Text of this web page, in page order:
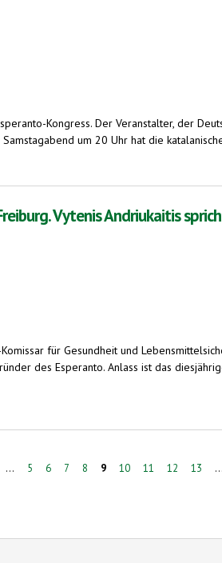
Kongress. Der Veranstalter, der
um 20 Uhr hat die
Andriukaitis in Esperanto
Vytenis Andriukaitis
für Gesundheit und
des Esperanto. Anlass ist das
spricht seit vier Jahrzehnten Esperanto
… 5 6 7 8 9 10 11 12 13 …